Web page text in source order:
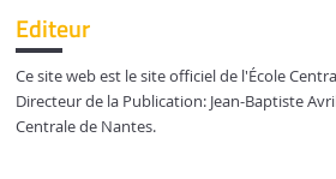
Editeur
Ce site web est le site officiel de l'École
Directeur de la Publication: Jean-Baptiste
Centrale de Nantes.